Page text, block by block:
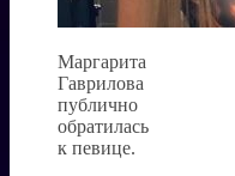
Маргарита
Гаврилова
публично
обратилась
к певице.